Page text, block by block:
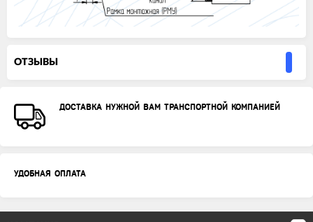
ОТЗЫВЫ
ДОСТАВКА НУЖНОЙ ВАМ ТРАНСПОРТНОЙ КОМПАНИЕЙ
УДОБНАЯ ОПЛАТА